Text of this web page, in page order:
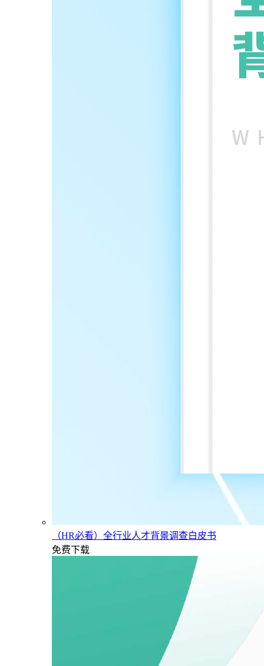
（HR必看）全行业人才背景调查白皮书
免费下载